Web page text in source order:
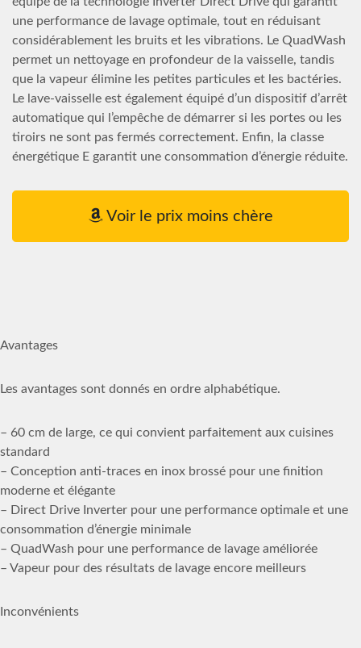
une performance de lavage optimale, tout en réduisant
considérablement les bruits et les vibrations. Le QuadWash
permet un nettoyage en profondeur de la vaisselle, tandis
que la vapeur élimine les petites particules et les bactéries.
Le lave-vaisselle est également équipé d’un dispositif d’arrêt
automatique qui l’empêche de démarrer si les portes ou les
tiroirs ne sont pas fermés correctement. Enfin, la classe
énergétique E garantit une consommation d’énergie réduite.
Voir le prix moins chère
Avantages
Les avantages sont donnés en ordre alphabétique.
– 60 cm de large, ce qui convient parfaitement aux cuisines
standard
– Conception anti-traces en inox brossé pour une finition
moderne et élégante
– Direct Drive Inverter pour une performance optimale et une
consommation d’énergie minimale
– QuadWash pour une performance de lavage améliorée
– Vapeur pour des résultats de lavage encore meilleurs
Inconvénients